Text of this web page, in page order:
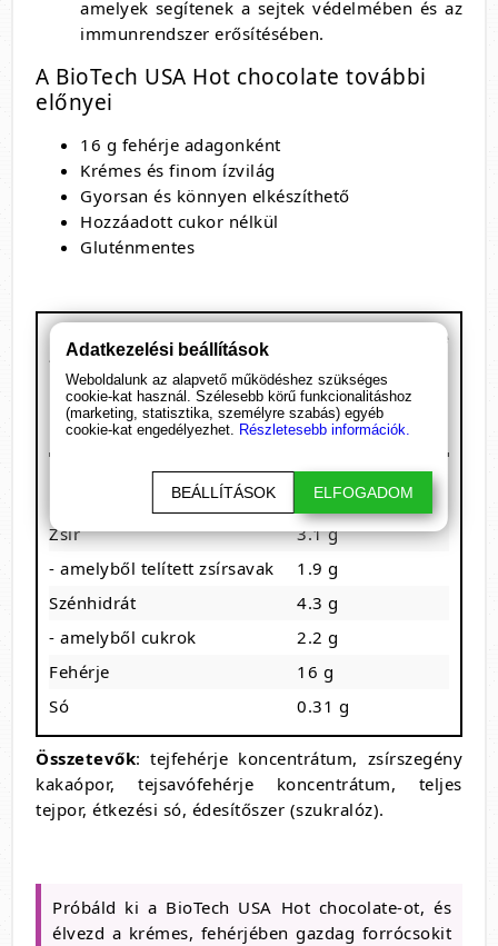
amelyek segítenek a sejtek védelmében és az
immunrendszer erősítésében.
A BioTech USA Hot chocolate további
előnyei
16 g fehérje adagonként
Krémes és finom ízvilág
Gyorsan és könnyen elkészíthető
Hozzáadott cukor nélkül
Gluténmentes
BioTech USA - Hot chocolate, fehérje
tartalmú forrócsoki italpor
Kiszerelés: %Kiszerelés%
1 adag: 30 g
15 adagot tartalmaz
Megnevezés
/ 30 g
467 kJ / 111 kcal
Zsír
3.1 g
- amelyből telített zsírsavak
1.9 g
Szénhidrát
4.3 g
- amelyből cukrok
2.2 g
Fehérje
16 g
Só
0.31 g
Összetevők: tejfehérje koncentrátum, zsírszegény
kakaópor, tejsavófehérje koncentrátum, teljes
tejpor, étkezési só, édesítőszer (szukralóz).
Próbáld ki a BioTech USA Hot chocolate-ot, és
élvezd a krémes, fehérjében gazdag forrócsokit
Adatkezelési beállítások
Weboldalunk az alapvető működéshez szükséges
cookie-kat használ. Szélesebb körű funkcionalitáshoz
(marketing, statisztika, személyre szabás) egyéb
cookie-kat engedélyezhet. Részletesebb információk.
BEÁLLÍTÁSOK ELFOGADOM